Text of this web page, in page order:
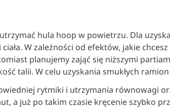
hula hoop w powietrzu. Dla
W zależności od efektów, jakie
planujemy zająć się niższymi
talii. W celu uzyskania smukłych
rytmiki i utrzymania równowagi
a już po takim czasie kręcenie szybko